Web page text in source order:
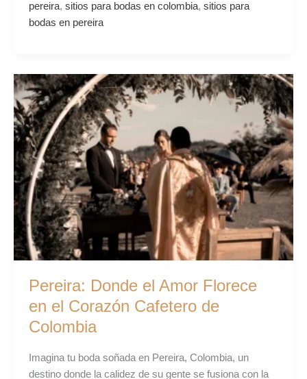
pereira, sitios para bodas en colombia, sitios para
bodas en pereira
Pereira: Donde el Amor Florece
en el Corazón Cafetero de
Colombia
Imagina tu boda soñada en Pereira, Colombia, un
destino donde la calidez de su gente se fusiona con la
Pereira:
Donde
el
Amor
Florece
en
el
Corazón
Cafetero
de
Colombia